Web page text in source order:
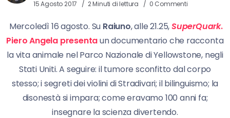
15 Agosto 2017 2 Minuti di lettura 0 Commenti
Mercoledì 16 agosto. Su Raiuno, alle 21.25,SuperQuark.
Piero Angela presentaun documentario che racconta
la vita animale nel Parco Nazionale di Yellowstone, negli
Stati Uniti. A seguire: il tumore sconfitto dal corpo
stesso; i segreti dei violini di Stradivari; il bilinguismo; la
disonestà si impara; come eravamo 100 anni fa;
insegnare la scienza divertendo.